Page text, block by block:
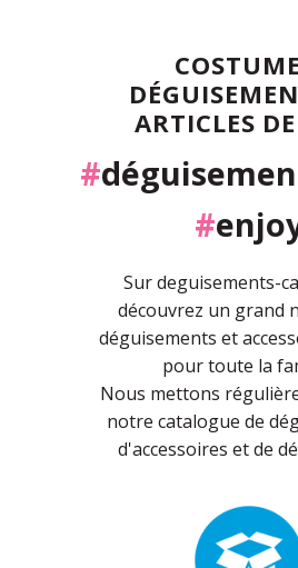
ARTICLES
#
#
Sur deguisements-
découvrez un grand
déguisements et
pour toute la
Nous mettons
notre catalogue de
d'accessoires et de